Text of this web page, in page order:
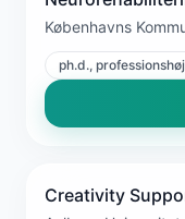
Københavns
ph.d.,
Creativity